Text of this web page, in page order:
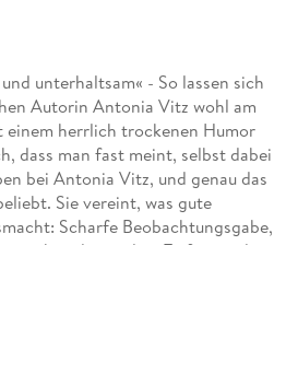
unterhaltsam« - So lassen sich
Autorin Antonia Vitz wohl am
einem herrlich trockenen Humor
dass man fast meint, selbst dabei
bei Antonia Vitz, und genau das
Sie vereint, was gute
Scharfe Beobachtungsgabe,
und trotzdem Tiefgang, der